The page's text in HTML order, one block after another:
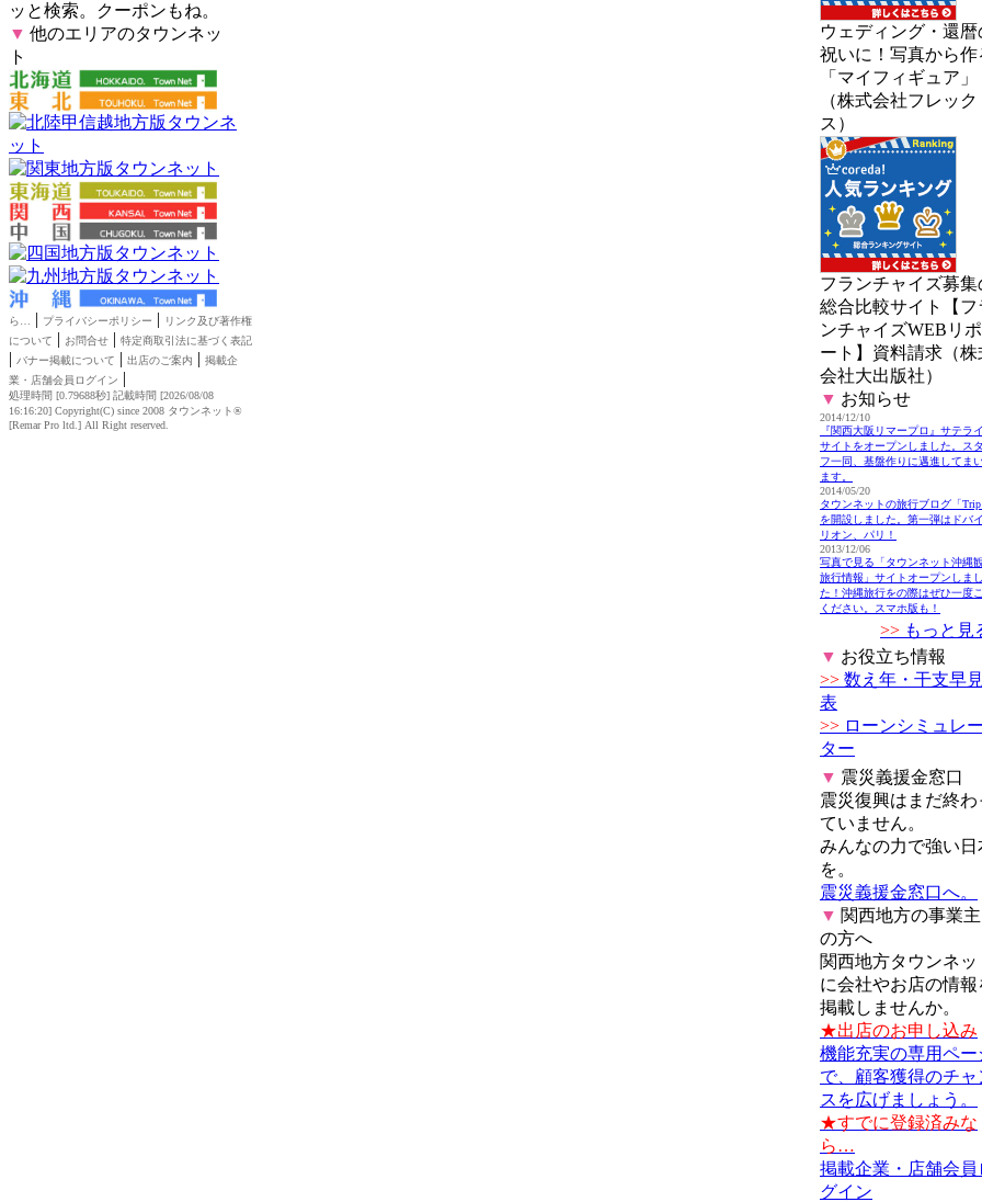
ッと検索。クーポンもね。
▼ 他のエリアのタウンネッ
ト
ウェディング・還暦
祝いに！写真から作
「マイフィギュア」
（株式会社フレック
ス）
フランチャイズ募集
総合比較サイト【フ
ンチャイズWEBリポ
ート】資料請求（株
会社大出版社）
▼ お知らせ
2014/12/10
『関西大阪リマープロ』サテラ
サイトをオープンしました。ス
フ一同、基盤作りに邁進してま
ます。
2014/05/20
タウンネットの旅行ブログ「
を開設しました。第一弾はドバ
リオン、パリ！
2013/12/06
写真で見る「タウンネット沖縄
旅行情報」サイトオープンしま
た！沖縄旅行をの際はぜひ一度
ください。スマホ版も！
>> もっと見
▼ お役立ち情報
>> 数え年・干支早
表
>> ローンシミュレ
ター
▼ 震災義援金窓口
震災復興はまだ終わ
ていません。
みんなの力で強い日
を。
震災義援金窓口へ。
▼ 関西地方の事業主
の方へ
関西地方タウンネッ
に会社やお店の情報
掲載しませんか。
★出店のお申し込み
機能充実の専用ペー
で、顧客獲得のチャ
スを広げましょう。
★すでに登録済みな
ら…
掲載企業・店舗会員
グイン
ら… | プライバシーポリシー |
リンク及び著作権
について | お問合せ | 特定商取引法に基づく表記
| バナー掲載について | 出店のご案内 | 掲載企
業・店舗会員ログイン |
処理時間 [0.79688秒] 記載時間 [2026/08/08
16:16:20] Copyright(C) since 2008 タウンネット®
[Remar Pro ltd. ] All Right reserved.